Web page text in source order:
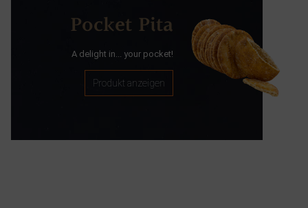
Pocket Pita
A delight in... your pocket!
Produkt anzeigen